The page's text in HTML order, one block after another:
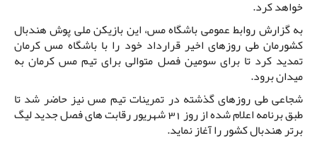
خواهد کرد.
به گزارش روابط عمومی باشگاه مس، این بازیکن ملی پوش هندبال
کشورمان طی روزهای اخیر قرارداد خود را با باشگاه مس کرمان
تمدید کرد تا برای سومین فصل متوالی برای تیم مس کرمان به
میدان برود.
شجاعی طی روزهای گذشته در تمرینات تیم مس نیز حاضر شد تا
طبق برنامه اعلام شده از روز 31 شهریور رقابت های فصل جدید لیگ
برتر هندبال کشور را آغاز نماید.